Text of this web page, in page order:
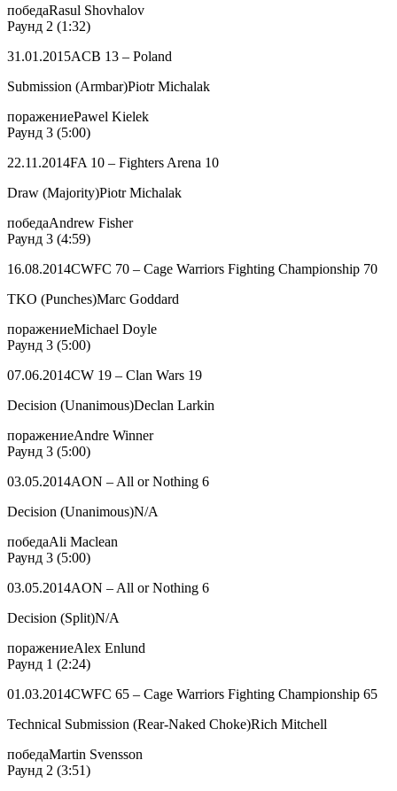
победаRasul Shovhalov
Раунд 2 (1:32)
31.01.2015ACB 13 – Poland
Submission (Armbar)Piotr Michalak
поражениеPawel Kielek
Раунд 3 (5:00)
22.11.2014FA 10 – Fighters Arena 10
Draw (Majority)Piotr Michalak
победаAndrew Fisher
Раунд 3 (4:59)
16.08.2014CWFC 70 – Cage Warriors Fighting Championship 70
TKO (Punches)Marc Goddard
поражениеMichael Doyle
Раунд 3 (5:00)
07.06.2014CW 19 – Clan Wars 19
Decision (Unanimous)Declan Larkin
поражениеAndre Winner
Раунд 3 (5:00)
03.05.2014AON – All or Nothing 6
Decision (Unanimous)N/A
победаAli Maclean
Раунд 3 (5:00)
03.05.2014AON – All or Nothing 6
Decision (Split)N/A
поражениеAlex Enlund
Раунд 1 (2:24)
01.03.2014CWFC 65 – Cage Warriors Fighting Championship 65
Technical Submission (Rear-Naked Choke)Rich Mitchell
победаMartin Svensson
Раунд 2 (3:51)